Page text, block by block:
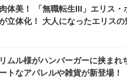
体美！ 「無職転生III」エリス・
立体化！ 大人になったエリス
リムル様がハンバーガーに挟まれ
トなアパレルや雑貨が新登場！